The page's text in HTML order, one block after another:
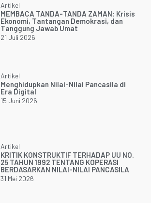
Artikel
MEMBACA TANDA-TANDA ZAMAN: Krisis
Ekonomi, Tantangan Demokrasi, dan
Tanggung Jawab Umat
21 Juli 2026
Artikel
Menghidupkan Nilai-Nilai Pancasila di
Era Digital
15 Juni 2026
Artikel
KRITIK KONSTRUKTIF TERHADAP UU NO.
25 TAHUN 1992 TENTANG KOPERASI
BERDASARKAN NILAI-NILAI PANCASILA
31 Mei 2026